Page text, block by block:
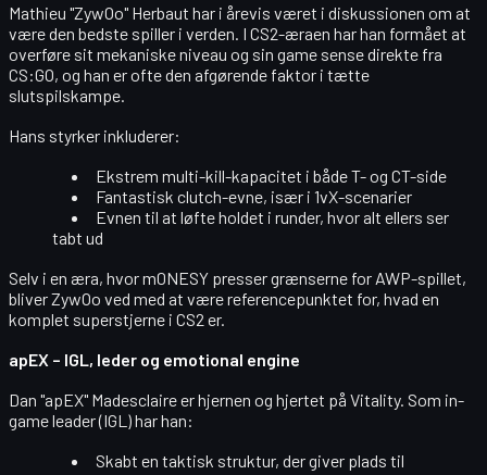
Mathieu "ZywOo" Herbaut har i årevis været i diskussionen om at
væreden bedste spiller i verden. I CS2-æraen har han formået at
overføre sit mekaniske niveau og sin game sense direkte fra
CS:GO, og han er ofte den afgørende faktor i tætte
slutspilskampe.
Hans styrker inkluderer:
Ekstrem multi-kill-kapacitet i både T- og CT-side
Fantastisk clutch-evne, især i 1vX-scenarier
Evnen til at løfte holdet i runder, hvor alt ellers ser
tabt ud
Selv i en æra, hvorm0NESY presser grænserne for AWP-spillet,
bliver ZywOo ved med at værereferencepunktet for, hvad en
komplet superstjerne i CS2 er.
apEX – IGL, leder og emotional engine
Dan "apEX" Madesclaireer hjernen og hjertet på Vitality. Som in-
game leader (IGL) har han:
Skabt en taktisk struktur, der giver plads til